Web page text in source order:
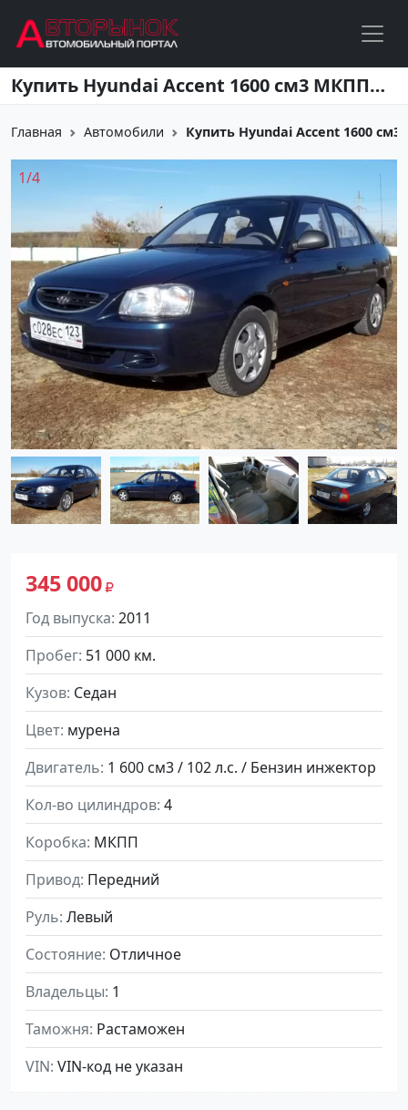
Перейти к основному содержанию Купить Hyundai Accent 1600 см3 МКПП (102 л.с.) Бензин инжектор в Кропоткин: цвет мурена Седан 2011 года по цене 345000 рублей, объявление №5269 на сайте Авторынок23
Главная Автомобили Купить Hyundai Accent 1600
345 000
Год выпуска 2011
Пробег 51 000 км.
Кузов Седан
Цвет мурена
Двигатель 1 600 см3 / 102 л.с. / Бензин инжектор
Кол-во цилиндров 4
Коробка МКПП
Привод Передний
Руль Левый
Состояние Отличное
Владельцы 1
Таможня Растаможен
VIN VIN-код не указан
1/4